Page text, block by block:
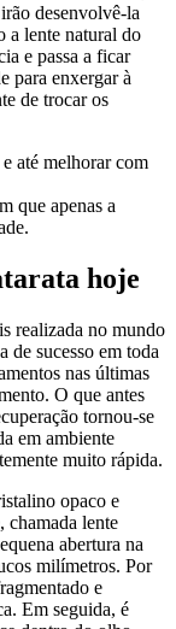
desenvolvê-la
a lente natural do
e passa a ficar
para enxergar à
de trocar os
até melhorar com
que apenas a
hoje
realizada no mundo
de sucesso em toda
nas últimas
O que antes
tornou-se
em ambiente
muito rápida.
opaco e
chamada lente
abertura na
milímetros. Por
e
Em seguida, é